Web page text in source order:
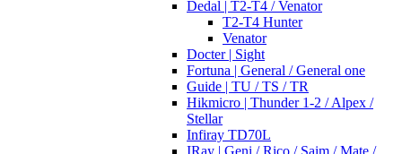
Dedal | T2-T4 / Venator
T2-T4 Hunter
Venator
Docter | Sight
Fortuna | General / General one
Guide | TU / TS / TR
Hikmicro | Thunder 1-2 / Alpex /
Stellar
Infiray TD70L
IRay | Geni / Rico / Saim / Mate /